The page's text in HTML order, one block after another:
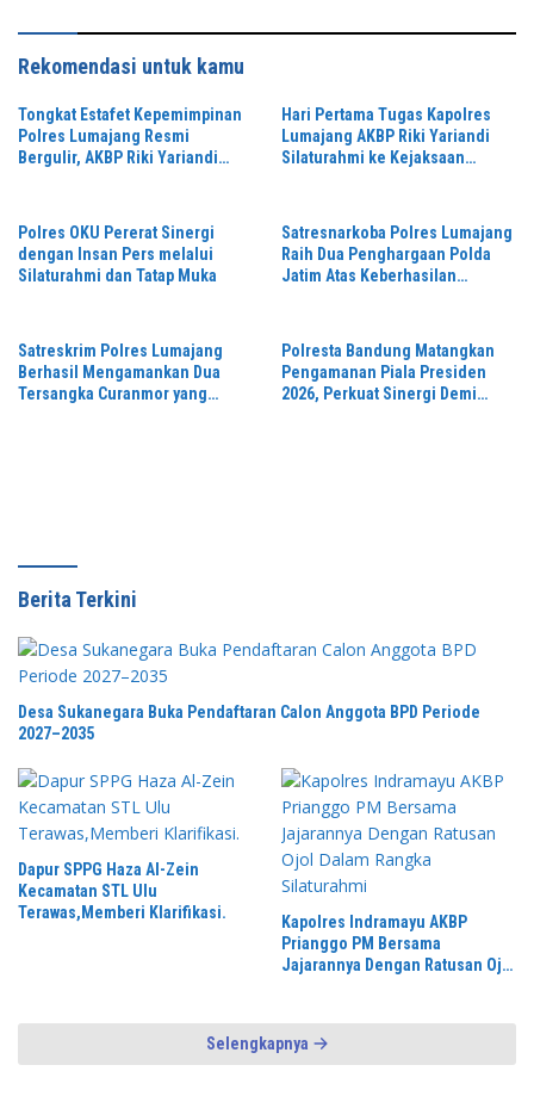
Rekomendasi untuk kamu
Tongkat Estafet Kepemimpinan
Polres Lumajang Resmi
Bergulir, AKBP Riki Yariandi
Hari Pertama Tugas Kapolres
Lumajang AKBP Riki Yariandi
Silaturahmi ke Kejaksaan
Polres OKU Pererat Sinergi
dengan Insan Pers melalui
Silaturahmi dan Tatap Muka
Satresnarkoba Polres Lumajang
Raih Dua Penghargaan Polda
Jatim Atas Keberhasilan
Satreskrim Polres Lumajang
Berhasil Mengamankan Dua
Tersangka Curanmor yang
Polresta Bandung Matangkan
Pengamanan Piala Presiden
2026, Perkuat Sinergi Demi
Berita Terkini
Desa Sukanegara Buka Pendaftaran Calon Anggota BPD Periode
2027–2035
Dapur SPPG Haza Al-Zein
Kecamatan STL Ulu
Terawas,Memberi Klarifikasi.
Kapolres Indramayu AKBP
Prianggo PM Bersama
Jajarannya Dengan Ratusan Ojol
Selengkapnya